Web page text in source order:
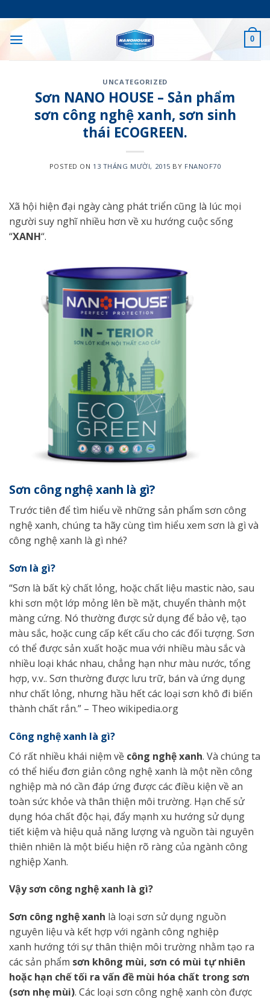
to
content
0
UNCATEGORIZED
Sơn NANO HOUSE – Sản phẩm
sơn công nghệ xanh, sơn sinh
thái ECOGREEN.
POSTED ON 13 THÁNG MƯỜI, 2015 BY FNANOF70
Xã hội hiện đại ngày càng phát triển cũng là lúc mọi
người suy nghĩ nhiều hơn về xu hướng cuộc sống
“XANH“.
Sơn công nghệ xanh là gì?
Trước tiên để tìm hiểu về những sản phẩm sơn công
nghệ xanh, chúng ta hãy cùng tìm hiểu xem sơn là gì và
công nghệ xanh là gì nhé?
Sơn là gì?
“Sơn là bất kỳ chất lỏng, hoặc chất liệu mastic nào, sau
khi sơn một lớp mỏng lên bề mặt, chuyển thành một
màng cứng. Nó thường được sử dụng để bảo vệ, tạo
màu sắc, hoặc cung cấp kết cấu cho các đối tượng. Sơn
có thể được sản xuất hoặc mua với nhiều màu sắc và
nhiều loại khác nhau, chẳng hạn như màu nước, tổng
hợp, v.v.. Sơn thường được lưu trữ, bán và ứng dụng
như chất lỏng, nhưng hầu hết các loại sơn khô đi biến
thành chất rắn.” – Theo wikipedia.org
Công nghệ xanh là gì?
Có rất nhiều khái niệm về công nghệ xanh. Và chúng ta
có thể hiểu đơn giản công nghệ xanh là một nền công
nghiệp mà nó cần đáp ứng được các điều kiện về an
toàn sức khỏe và thân thiện môi trường. Hạn chế sử
dụng hóa chất độc hại, đẩy mạnh xu hướng sử dụng
tiết kiệm và hiệu quả năng lượng và nguồn tài nguyên
thiên nhiên là một biểu hiện rõ ràng của ngành công
nghiệp Xanh.
Vậy sơn công nghệ xanh là gì?
Sơn công nghệ xanh là loại sơn sử dụng nguồn
nguyên liệu và kết hợp với ngành công nghiệp
xanh hướng tới sự thân thiện môi trường nhằm tạo ra
các sản phẩm sơn không mùi, sơn có mùi tự nhiên
hoặc hạn chế tối ra vấn đề mùi hóa chất trong sơn
(sơn nhẹ mùi). Các loại sơn công nghệ xanh còn được